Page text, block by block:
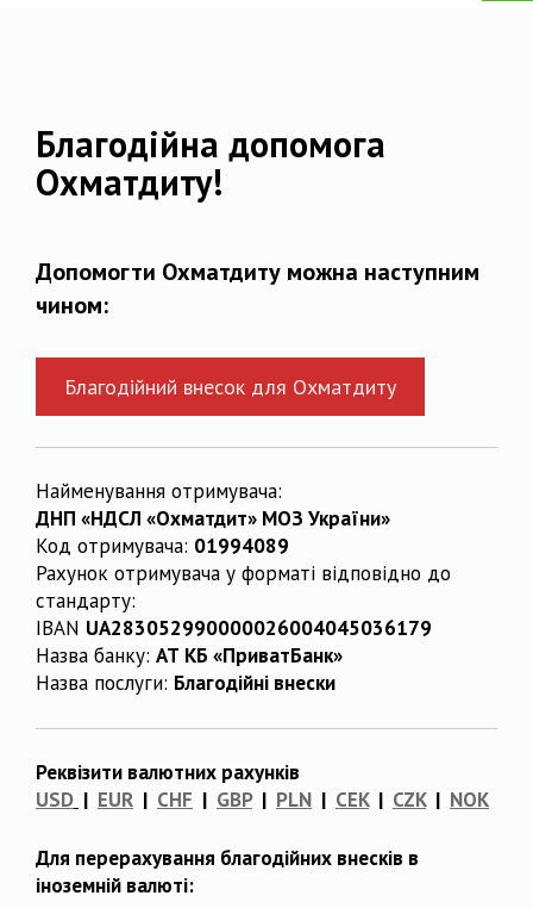
Благодійна допомога
Охматдиту!
Допомогти Охматдиту можна наступним
чином:
Благодійний внесок для Охматдиту
Найменування отримувача:
ДНП «НДСЛ «Охматдит» МОЗ України»
Код отримувача: 01994089
Рахунок отримувача у форматі відповідно до
стандарту:
IBAN UA283052990000026004045036179
Назва банку: АТ КБ «ПриватБанк»
Назва послуги: Благодійні внески
Реквізити валютних рахунків
USD | EUR | CHF | GBP| PLN | CEK| CZK| NOK
Для перерахування благодійних внесків в
іноземній валюті: